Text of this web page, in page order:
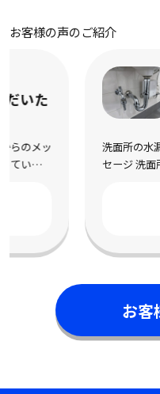
お客様の声のご紹介
洗面所 広島
洗面所
お客様の
洗面所の水漏れで依頼をい
セージ 洗面所を使用するた
た。 電話対応から作業完
お客